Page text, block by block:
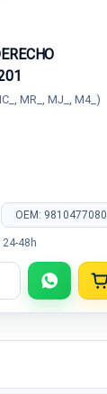
MR_, MJ_, M4_)
OEM: 9810477080
24-48h